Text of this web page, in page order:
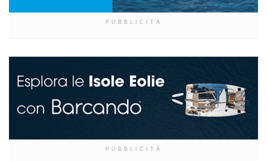
PUBBLICITÀ
PUBBLICITÀ